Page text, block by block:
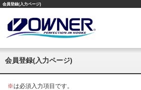
会員登録(入力ページ)
会員登録(入力ページ)
※は必須入力項目です。